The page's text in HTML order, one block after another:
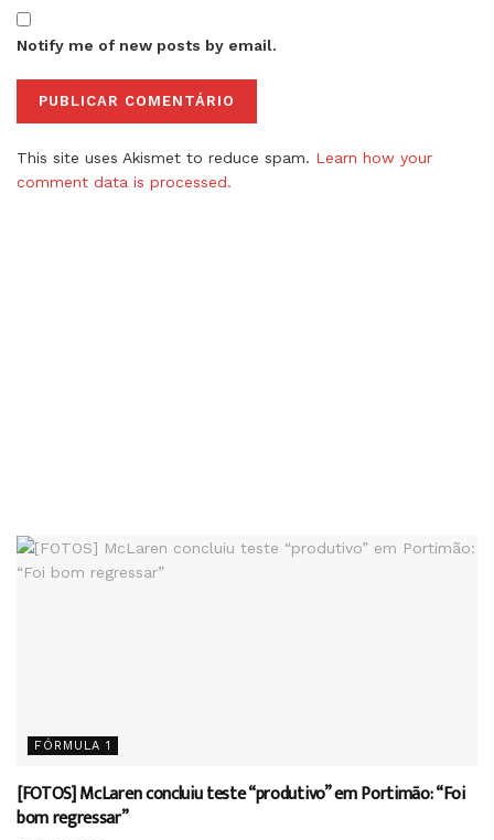
Notify me of new posts by email.
This site uses Akismet to reduce spam. Learn how your
comment data is processed.
FÓRMULA 1
[FOTOS] McLaren concluiu teste “produtivo” em Portimão: “Foi
bom regressar”